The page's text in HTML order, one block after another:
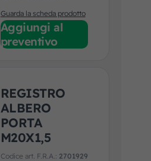
Guarda la scheda prodotto
Aggiungi al
preventivo
REGISTRO
ALBERO
PORTA
M20X1,5
Codice art. F.R.A.: 2701929